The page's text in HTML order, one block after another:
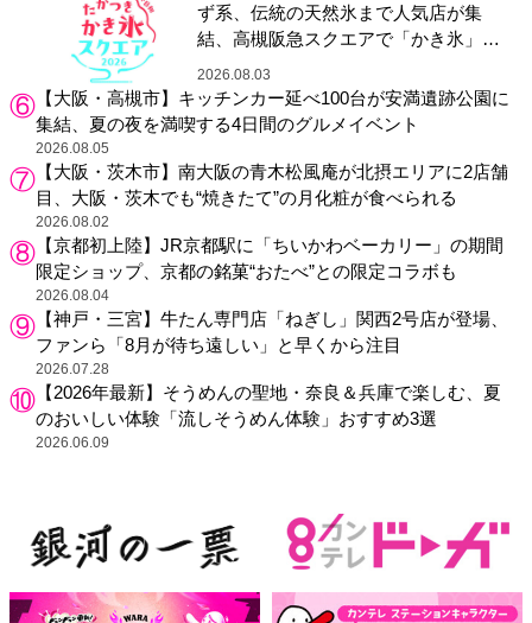
ず系、伝統の天然氷まで人気店が集
結、高槻阪急スクエアで「かき氷」祭
り
2026.08.03
【大阪・高槻市】キッチンカー延べ100台が安満遺跡公園に
集結、夏の夜を満喫する4日間のグルメイベント
2026.08.05
【大阪・茨木市】南大阪の青木松風庵が北摂エリアに2店舗
目、大阪・茨木でも“焼きたて”の月化粧が食べられる
2026.08.02
【京都初上陸】JR京都駅に「ちいかわベーカリー」の期間
限定ショップ、京都の銘菓“おたべ”との限定コラボも
2026.08.04
【神戸・三宮】牛たん専門店「ねぎし」関西2号店が登場、
ファンら「8月が待ち遠しい」と早くから注目
2026.07.28
【2026年最新】そうめんの聖地・奈良＆兵庫で楽しむ、夏
のおいしい体験「流しそうめん体験」おすすめ3選
2026.06.09